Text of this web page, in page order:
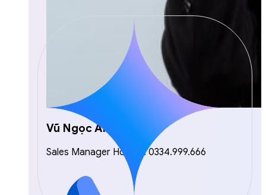
Vũ Ngọc Anh
Sales Manager Hotline: 0334.999.666